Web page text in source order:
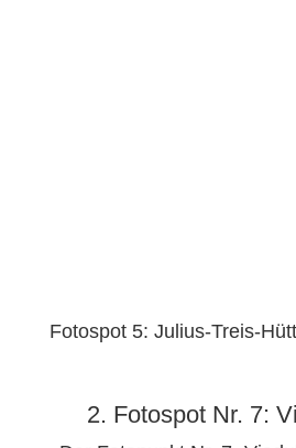
Fotospot 5: Julius-Treis-
2. Fotospot Nr. 7: